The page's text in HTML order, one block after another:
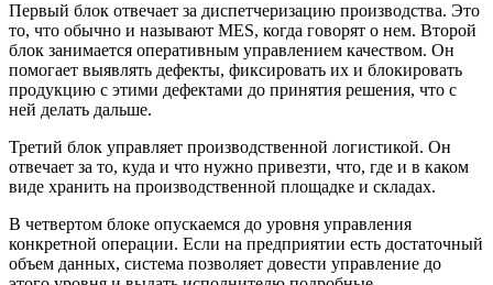
Первый блок отвечает за диспетчеризацию производства. Это
то, что обычно и называют MES, когда говорят о нем. Второй
блок занимается оперативным управлением качеством. Он
помогает выявлять дефекты, фиксировать их и блокировать
продукцию с этими дефектами до принятия решения, что с
ней делать дальше.
Третий блок управляет производственной логистикой. Он
отвечает за то, куда и что нужно привезти, что, где и в каком
виде хранить на производственной площадке и складах.
В четвертом блоке опускаемся до уровня управления
конкретной операции. Если на предприятии есть достаточный
объем данных, система позволяет довести управление до